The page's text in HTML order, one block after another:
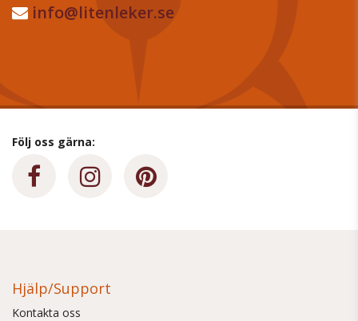
info@litenleker.se
Följ oss gärna:
Hjälp/Support
Kontakta oss